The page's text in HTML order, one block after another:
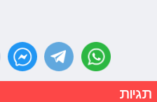
תגיות